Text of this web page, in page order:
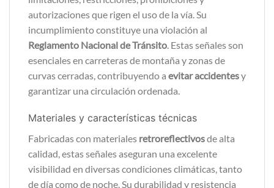
autorizaciones que rigen el uso de la vía. Su
incumplimiento constituye una violación al
Reglamento Nacional de Tránsito . Estas señales son
esenciales en carreteras de montaña y zonas de
curvas cerradas, contribuyendo a evitar accidentesy
garantizar una circulación ordenada.
Materiales y características técnicas
Fabricadas con materiales retroreflectivosde alta
calidad, estas señales aseguran una excelente
visibilidad en diversas condiciones climáticas, tanto
de día como de noche. Su durabilidad y resistencia